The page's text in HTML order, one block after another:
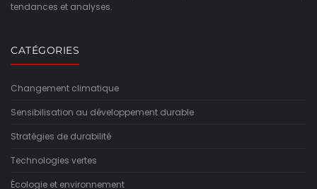
tendances et analyses.
CATÉGORIES
Changement climatique
Sensibilisation au développement durable
Stratégies de durabilité
Technologies vertes
Écologie et environnement